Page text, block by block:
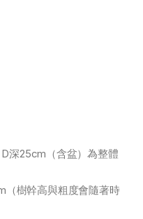
深25cm（含盆）為整體
（樹幹高與粗度會隨著時